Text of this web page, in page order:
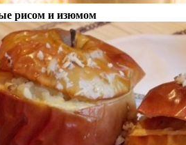
рисом и изюмом